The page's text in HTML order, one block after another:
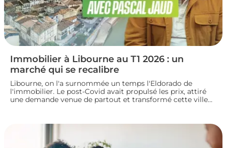
Immobilier à Libourne au T1 2026 : un
marché qui se recalibre
Libourne, on l'a surnommée un temps l'Eldorado de
l'immobilier. Le post-Covid avait propulsé les prix, attiré
une demande venue de partout et transformé cette ville